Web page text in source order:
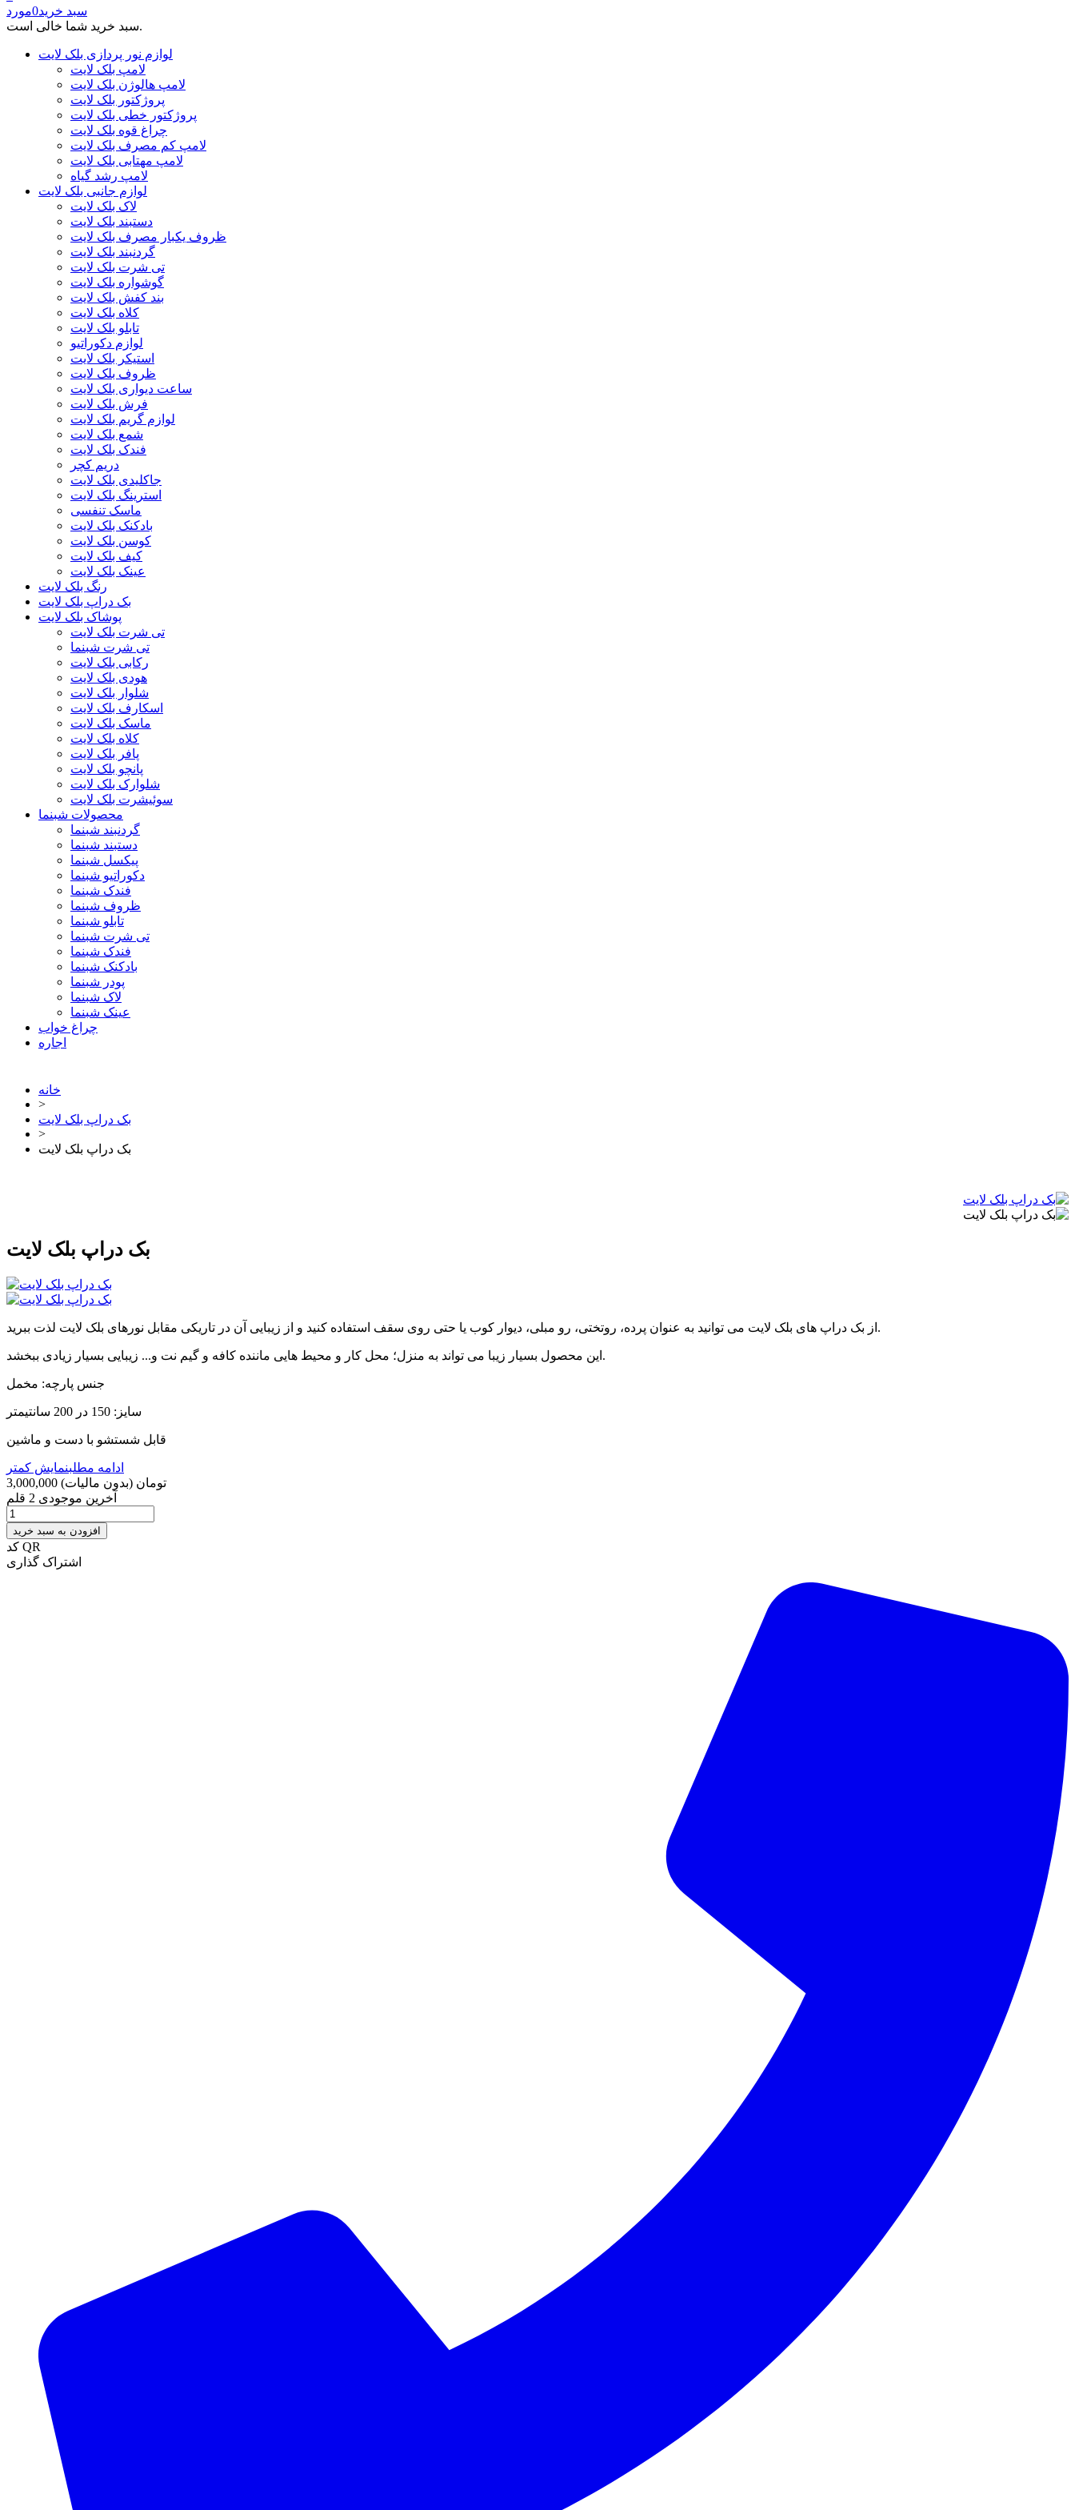
سبد خرید0مورد
سبد خرید شما خالی است.
لوازم نور پردازی بلک لایت
لامپ بلک لایت
لامپ هالوژن بلک لایت
پروژکتور بلک لایت
پروژکتور خطی بلک لایت
چراغ قوه بلک لایت
لامپ کم مصرف بلک لایت
لامپ مهتابی بلک لایت
لامپ رشد گیاه
لوازم جانبی بلک لایت
لاک بلک لایت
دستبند بلک لایت
ظروف یکبار مصرف بلک لایت
گردنبند بلک لایت
تی شرت بلک لایت
گوشواره بلک لایت
بند کفش بلک لایت
کلاه بلک لایت
تابلو بلک لایت
لوازم دکوراتیو
استیکر بلک لایت
ظروف بلک لایت
ساعت دیواری بلک لایت
فرش بلک لایت
لوازم گریم بلک لایت
شمع بلک لایت
فندک بلک لایت
دریم کچر
جاکلیدی بلک لایت
استرینگ بلک لایت
ماسک تنفسی
بادکنک بلک لایت
کوسن بلک لایت
کیف بلک لایت
عینک بلک لایت
رنگ بلک لایت
بک دراپ بلک لایت
پوشاک بلک لایت
تی شرت بلک لایت
تی شرت شبنما
رکابی بلک لایت
هودی بلک لایت
شلوار بلک لایت
اسکارف بلک لایت
ماسک بلک لایت
کلاه بلک لایت
پافر بلک لایت
پانچو بلک لایت
شلوارک بلک لایت
سوئیشرت بلک لایت
محصولات شبنما
گردنبند شبنما
دستبند شبنما
پیکسل شبنما
دکوراتیو شبنما
فندک شبنما
ظروف شبنما
تابلو شبنما
تی شرت شبنما
فندک شبنما
بادکنک شبنما
پودر شبنما
لاک شبنما
عینک شبنما
چراغ خواب
اجاره
خانه
>
بک دراپ بلک لایت
>
بک دراپ بلک لایت
بک دراپ بلک لایت
از بک دراپ های بلک لایت می توانید به عنوان پرده، روتختی، رو مبلی، دیوار کوب یا حتی روی سقف استفاده کنید و از زیبایی آن در تاریکی مقابل نورهای بلک لایت لذت ببرید.
این محصول بسیار زیبا می تواند به منزل؛ محل کار و محیط هایی ماننده کافه و گیم نت و... زیبایی بسیار زیادی ببخشد.
جنس پارچه: مخمل
سایز: 150 در 200 سانتیمتر
قابل شستشو با دست و ماشین
ادامه مطلبنمایش کمتر
3,000,000 تومان (بدون مالیات)
آخرین موجودی 2 قلم
افزودن به سبد خرید
کد QR
اشتراک گذاری